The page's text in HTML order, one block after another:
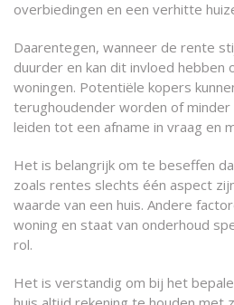
overbiedingen en een verhitte
Daarentegen, wanneer de rente
duurder en kan dit invloed hebben
woningen. Potentiële kopers
terughoudender worden of minder
leiden tot een afname in vraag en
Het is belangrijk om te beseffen
zoals rentes slechts één aspect
waarde van een huis. Andere
woning en staat van onderhoud
rol.
Het is verstandig om bij het